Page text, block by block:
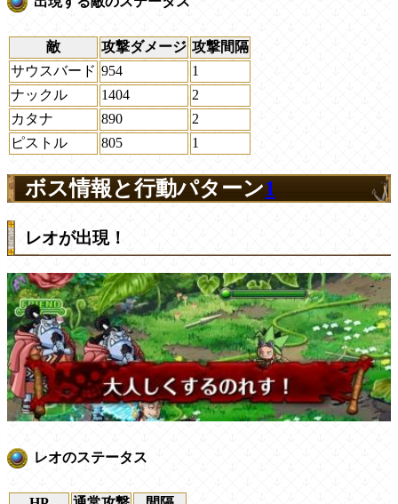
敵 攻撃ダメージ 攻撃間隔
サウスバード 954
1
ナックル
1404
2
カタナ
890
2
ピストル
805 1
ボス情報と行動パターン1
レオが出現！
レオのステータス